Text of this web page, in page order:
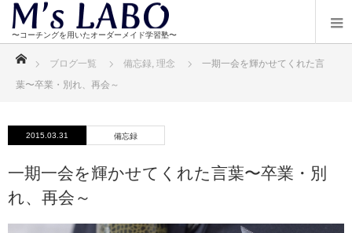
ホーム
ブログ一覧 備忘録, 理念
一期一会を輝かせてくれた言
葉〜卒業・別れ、再会～
2015.03.31 備忘録
一期一会を輝かせてくれた言葉〜卒業・別
れ、再会～